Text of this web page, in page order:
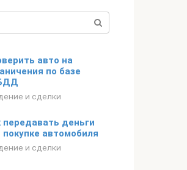
авто на
по базе
и сделки
передавать деньги
покупке автомобиля
и сделки